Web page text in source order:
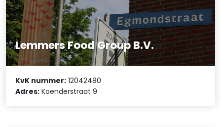
Lemmers Food Group B.V.
KvK nummer: 12042480
Adres: Koenderstraat 9